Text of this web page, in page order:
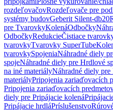
rozdeľovačovRozdeľovače pre
systémy budovGeberit Silent-db20
pre TvarovkyKolenáOdbočky
OdbočkyRedukcieČistiace
tvarovkyTvarovky SuperTube
tvarovkySpojeniaNáhradné diely
spojeNáhradné diely pre Hrdlové
na iné materiályNáhradné diely pre
materiályPripojenia zariaďovacích
Pripojenia zariaďovacích
diely pre Pripájacie kolená
Pripájacie hrdláPríslušenstvo